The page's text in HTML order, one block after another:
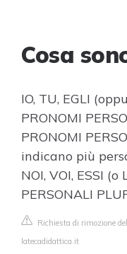
Cosa
IO, TU, EGLI
PRONOMI
PRONOMI
indicano più
NOI, VOI, ESSI (o
PERSONALI
Richiesta di rimozione
latecadidattica.it